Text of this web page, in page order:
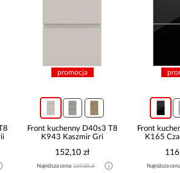
promocja
Front kuchenny D40s3 T8
K943 Kaszmir Gri
152,10 zł
Najniższa cena: 169,00 zł
Front
K165
Najniższa